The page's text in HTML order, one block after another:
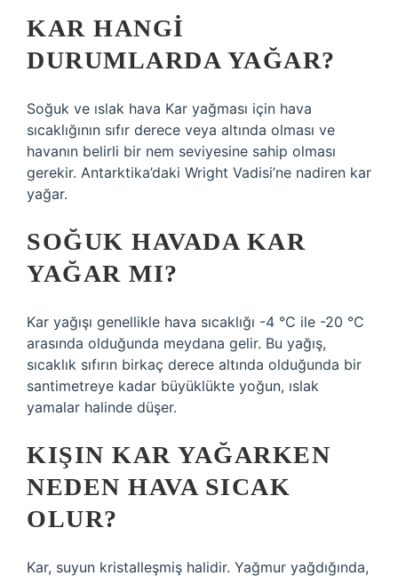
KAR HANGI
DURUMLARDA YAĞAR?
Soğuk ve ıslak hava Kar yağması için hava
sıcaklığının sıfır derece veya altında olması ve
havanın belirli bir nem seviyesine sahip olması
gerekir. Antarktika’daki Wright Vadisi’ne nadiren kar
yağar.
SOĞUK HAVADA KAR
YAĞAR MI?
Kar yağışı genellikle hava sıcaklığı -4 °C ile -20 °C
arasında olduğunda meydana gelir. Bu yağış,
sıcaklık sıfırın birkaç derece altında olduğunda bir
santimetreye kadar büyüklükte yoğun, ıslak
yamalar halinde düşer.
KIŞIN KAR YAĞARKEN
NEDEN HAVA SICAK
OLUR?
Kar, suyun kristalleşmiş halidir. Yağmur yağdığında,